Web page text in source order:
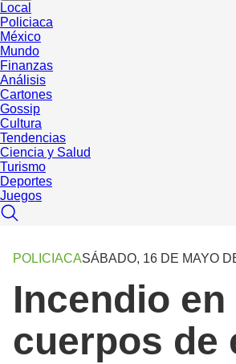
Local
Policiaca
México
Mundo
Finanzas
Análisis
Cartones
Gossip
Cultura
Tendencias
Ciencia y Salud
Turismo
Deportes
Juegos
POLICIACASÁBADO, 16 DE MAYO
Incendio
cuerpos de